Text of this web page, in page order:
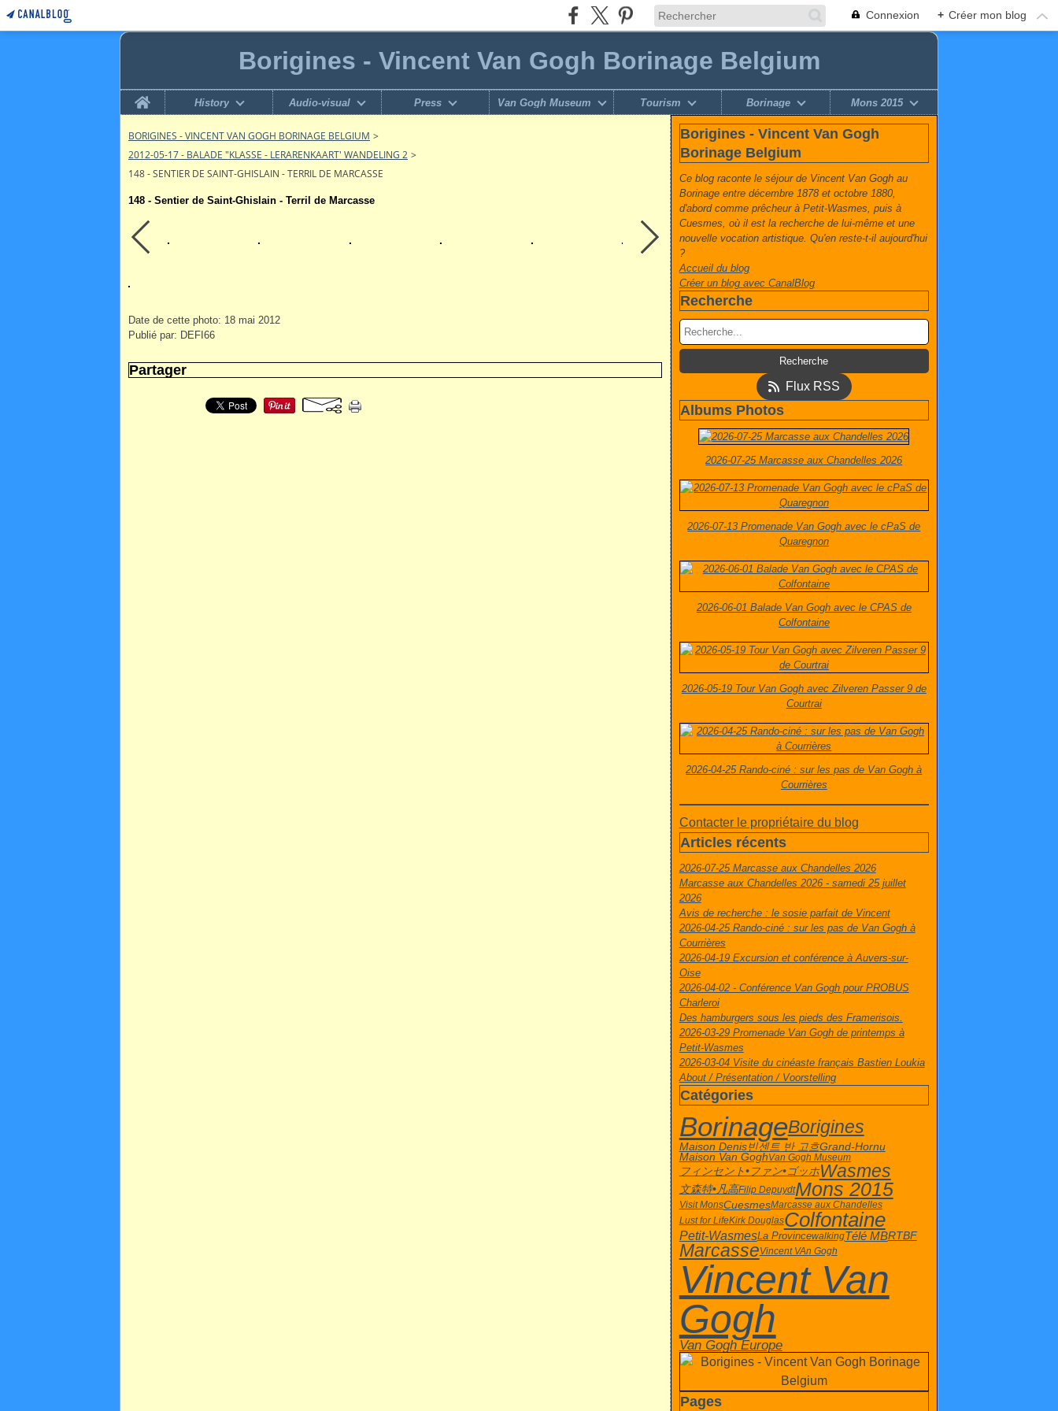
Connexion + Créer mon blog
Borigines - Vincent Van Gogh Borinage Belgium
Home
History Audio-visual Press Van Gogh Museum Tourism Borinage Mons 2015
BORIGINES - VINCENT VAN GOGH BORINAGE BELGIUM >
2012-05-17 - BALADE "KLASSE - LERARENKAART' WANDELING 2 >
148 - SENTIER DE SAINT-GHISLAIN - TERRIL DE MARCASSE
148 - Sentier de Saint-Ghislain - Terril de Marcasse
Date de cette photo: 18 mai 2012
Publié par: DEFI66
Partager
Borigines - Vincent Van Gogh
Borinage Belgium
Ce blog raconte le séjour de Vincent Van Gogh au
Borinage entre décembre 1878 et octobre 1880,
d'abord comme prêcheur à Petit-Wasmes, puis à
Cuesmes, où il est la recherche de lui-même et une
nouvelle vocation artistique. Qu'en reste-t-il aujourd'hui
?
Accueil du blog
Créer un blog avec CanalBlog
Recherche
Flux RSS
Albums Photos
2026-07-25 Marcasse aux Chandelles 2026
2026-07-13 Promenade Van Gogh avec le cPaS de
Quaregnon
2026-06-01 Balade Van Gogh avec le CPAS de
Colfontaine
2026-05-19 Tour Van Gogh avec Zilveren Passer 9 de
Courtrai
2026-04-25 Rando-ciné : sur les pas de Van Gogh à
Courrières
Contacter le propriétaire du blog
Articles récents
2026-07-25 Marcasse aux Chandelles 2026
Marcasse aux Chandelles 2026 - samedi 25 juillet
2026
Avis de recherche : le sosie parfait de Vincent
2026-04-25 Rando-ciné : sur les pas de Van Gogh à
Courrières
2026-04-19 Excursion et conférence à Auvers-sur-
Oise
2026-04-02 - Conférence Van Gogh pour PROBUS
Charleroi
Des hamburgers sous les pieds des Framerisois.
2026-03-29 Promenade Van Gogh de printemps à
Petit-Wasmes
2026-03-04 Visite du cinéaste français Bastien Loukia
About / Présentation / Voorstelling
Catégories
BorinageBorigines
Maison Denis빈센트 반 고흐Grand-Hornu
Maison Van GoghVan Gogh Museum
フィンセント•ファン•ゴッホWasmes
文森特•凡高Filip DepuydtMons 2015
Visit MonsCuesmesMarcasse aux Chandelles
Lust for LifeKirk DouglasColfontaine
Petit-WasmesLa ProvincewalkingTélé MBRTBF
MarcasseVincent VAn Gogh
Vincent Van
Gogh
Van Gogh Europe
Pages